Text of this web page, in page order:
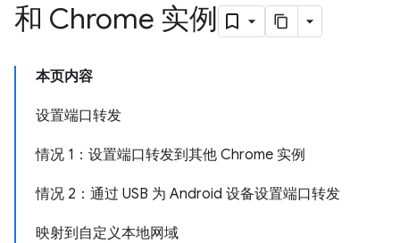
和 Chrome 实例
本页内容
设置端口转发
情况 1：设置端口转发到其他 Chrome 实例
情况 2：通过 USB 为 Android 设备设置端口转发
映射到自定义本地网域